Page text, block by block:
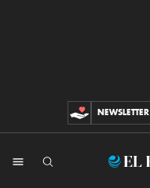
CONTRIBUCIONES
NEWSLETTER